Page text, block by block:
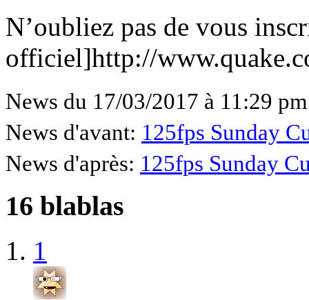
N’oubliez pas de vous
officiel]http://
News du 17/03/2017 à 11:29
News d'avant: 125fps Sunday
News d'après: 125fps Sunday
16 blablas
1